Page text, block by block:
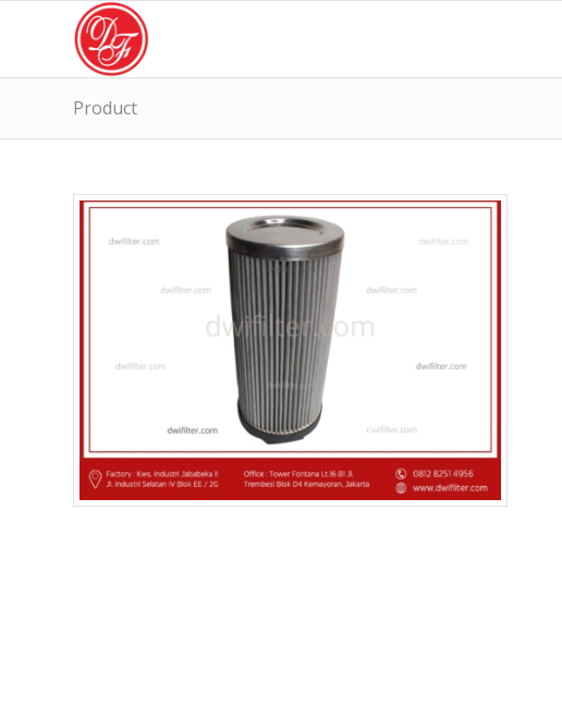
Product